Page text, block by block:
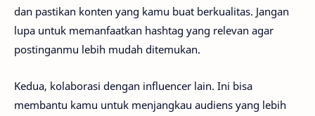
dan pastikan konten yang kamu buat berkualitas. Jangan
lupa untuk memanfaatkan hashtag yang relevan agar
postinganmu lebih mudah ditemukan.
Kedua, kolaborasi dengan influencer lain. Ini bisa
membantu kamu untuk menjangkau audiens yang lebih